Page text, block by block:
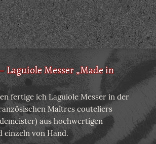
Laguiole Messer „Made in
fertige ich Laguiole Messer in der
Maîtres couteliers
aus hochwertigen
einzeln von Hand.